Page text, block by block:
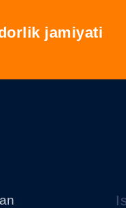
jamiyati